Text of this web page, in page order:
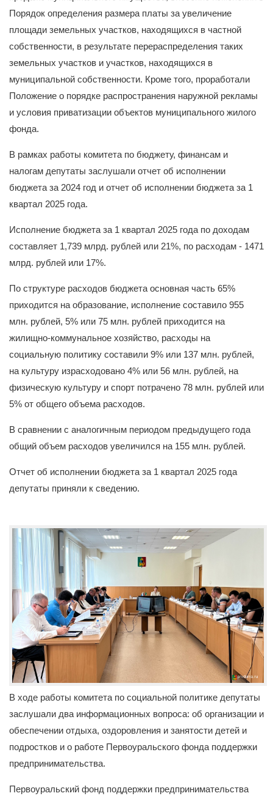
Порядок определения размера платы за увеличение
площади земельных участков, находящихся в частной
собственности, в результате перераспределения таких
земельных участков и участков, находящихся в
муниципальной собственности. Кроме того, проработали
Положение о порядке распространения наружной рекламы
и условия приватизации объектов муниципального жилого
фонда.
В рамках работы комитета по бюджету, финансам и
налогам депутаты заслушали отчет об исполнении
бюджета за 2024 год и отчет об исполнении бюджета за 1
квартал 2025 года.
Исполнение бюджета за 1 квартал 2025 года по доходам
составляет 1,739 млрд. рублей или 21%, по расходам - 1471
млрд. рублей или 17%.
По структуре расходов бюджета основная часть 65%
приходится на образование, исполнение составило 955
млн. рублей, 5% или 75 млн. рублей приходится на
жилищно-коммунальное хозяйство, расходы на
социальную политику составили 9% или 137 млн. рублей,
на культуру израсходовано 4% или 56 млн. рублей, на
физическую культуру и спорт потрачено 78 млн. рублей или
5% от общего объема расходов.
В сравнении с аналогичным периодом предыдущего года
общий объем расходов увеличился на 155 млн. рублей.
Отчет об исполнении бюджета за 1 квартал 2025 года
депутаты приняли к сведению.
В ходе работы комитета по социальной политике депутаты
заслушали два информационных вопроса: об организации и
обеспечении отдыха, оздоровления и занятости детей и
подростков и о работе Первоуральского фонда поддержки
предпринимательства.
Первоуральский фонд поддержки предпринимательства